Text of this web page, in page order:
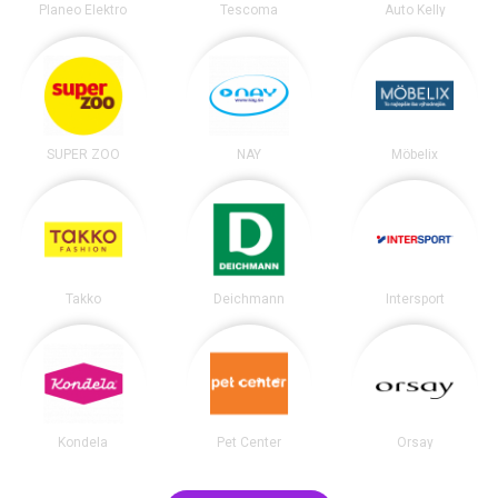
Planeo Elektro Tescoma Auto Kelly
SUPER ZOO NAY Möbelix
Takko Deichmann Intersport
Kondela Pet Center Orsay